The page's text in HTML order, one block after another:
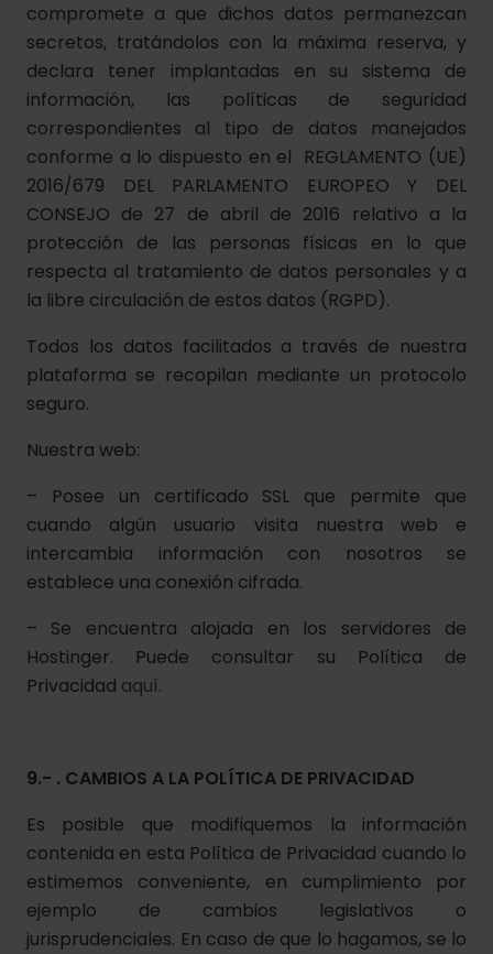
compromete a que dichos datos permanezcan
secretos, tratándolos con la máxima reserva, y
declara tener implantadas en su sistema de
información, las políticas de seguridad
correspondientes al tipo de datos manejados
conforme a lo dispuesto en el REGLAMENTO (UE)
2016/679 DEL PARLAMENTO EUROPEO Y DEL
CONSEJO de 27 de abril de 2016 relativo a la
protección de las personas físicas en lo que
respecta al tratamiento de datos personales y a
la libre circulación de estos datos (RGPD).
Todos los datos facilitados a través de nuestra
plataforma se recopilan mediante un protocolo
seguro.
Nuestra web:
– Posee un certificado SSL que permite que
cuando algún usuario visita nuestra web e
intercambia información con nosotros se
establece una conexión cifrada.
– Se encuentra alojada en los servidores de
Hostinger. Puede consultar su Política de
Privacidad aquí.
9.- . CAMBIOS A LA POLÍTICA DE PRIVACIDAD
Es posible que modifiquemos la información
contenida en esta Política de Privacidad cuando lo
estimemos conveniente, en cumplimiento por
ejemplo de cambios legislativos o
jurisprudenciales. En caso de que lo hagamos, se lo